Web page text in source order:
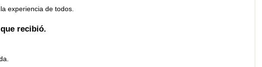
experiencia de todos.
recibió.